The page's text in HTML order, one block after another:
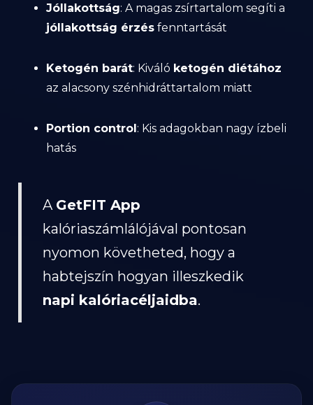
Jóllakottság: A magas zsírtartalom segíti a
jóllakottság érzés fenntartását
Ketogén barát: Kiváló ketogén diétához
az alacsony szénhidráttartalom miatt
Portion control: Kis adagokban nagy ízbeli
hatás
A GetFIT App
kalóriaszámlálójával pontosan
nyomon követheted, hogy a
habtejszín hogyan illeszkedik
napi kalóriacéljaidba.